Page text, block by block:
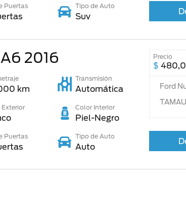
Puertas Tipo de Auto
Suv
2016
km
Transmisión
Automática
Exterior Color Interior
Piel-Negro
Puertas Tipo de Auto
Auto
Precio
$
Ford